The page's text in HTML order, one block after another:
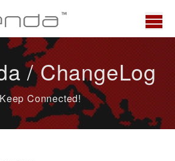
/ ChangeLog
Keep Connected!